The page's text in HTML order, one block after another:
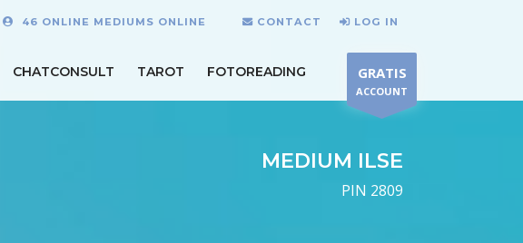
46 ONLINE MEDIUMS ONLINE CONTACT LOG IN
CHATCONSULT TAROT FOTOREADING GRATIS
ACCOUNT
MEDIUM ILSE
PIN 2809